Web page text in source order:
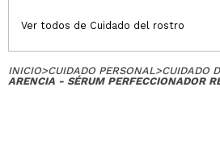
Ver todos de Cuidado del rostro
INICIO>CUIDADO PERSONAL>CUIDADO
ARENCIA - SÉRUM PERFECCIONADOR